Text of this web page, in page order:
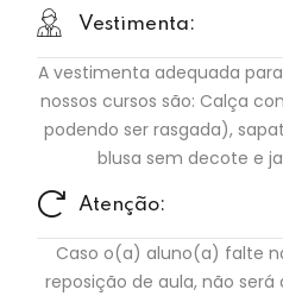
Vestimenta:
A vestimenta adequada
nossos cursos são: Calça
podendo ser rasgada),
blusa sem decote e
Atenção:
Caso o(a) aluno(a) falte
reposição de aula, não será